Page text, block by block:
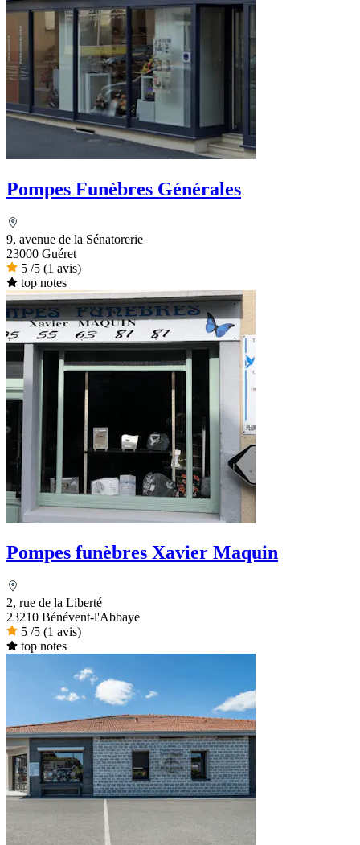
Pompes Funèbres Générales
9, avenue de la Sénatorerie
23000 Guéret
5 /5 (1 avis)
top notes
Pompes funèbres Xavier Maquin
2, rue de la Liberté
23210 Bénévent-l'Abbaye
5 /5 (1 avis)
top notes